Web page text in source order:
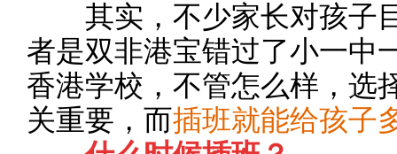
其实，不少家长对孩子
者是双非港宝错过了小一中
香港学校，不管怎么样，选
关重要，而插班就能给孩子